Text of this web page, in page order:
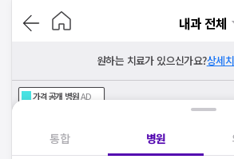
내과 전체
원하는 치료가 있으신가요?상세
가격공개 병원AD
통합 병원